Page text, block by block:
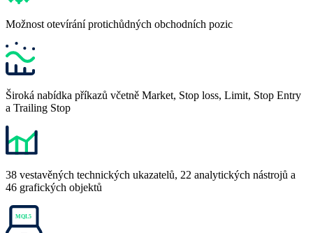
Možnost otevírání protichůdných obchodních pozic
Široká nabídka příkazů včetně Market, Stop loss, Limit, Stop Entry
a Trailing Stop
38 vestavěných technických ukazatelů, 22 analytických nástrojů a
46 grafických objektů